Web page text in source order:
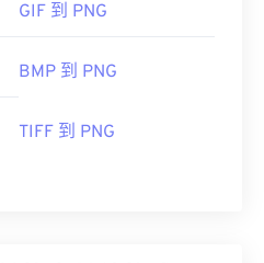
GIF 到 PNG
BMP 到 PNG
TIFF 到 PNG